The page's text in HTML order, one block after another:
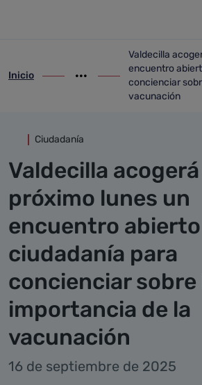
ir-a inicio
Inicio
Mostrar opciones del
ir-a Valdecilla
Valdecilla
encuentro
concienciar
vacunación
Ciudadanía
Valdecilla
próximo lunes un
encuentro abierto
ciudadanía para
concienciar sobre
importancia de la
vacunación
16 de septiembre de 2025